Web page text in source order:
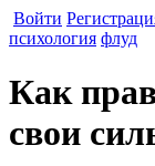
Войти
психология флуд
Как
свои